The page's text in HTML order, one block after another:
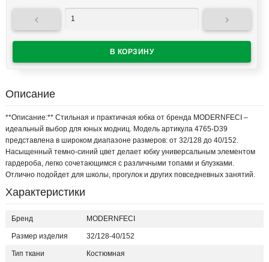
 
Описание
**Описание:** Стильная и практичная юбка от бренда MODERNFECI –
идеальный выбор для юных модниц. Модель артикула 4765-D39
представлена в широком диапазоне размеров: от 32/128 до 40/152.
Насыщенный темно-синий цвет делает юбку универсальным элементом
гардероба, легко сочетающимся с различными топами и блузками.
Отлично подойдет для школы, прогулок и других повседневных занятий.
Характеристики
Бренд MODERNFECI
Размер изделия 32/128-40/152
Тип ткани Костюмная